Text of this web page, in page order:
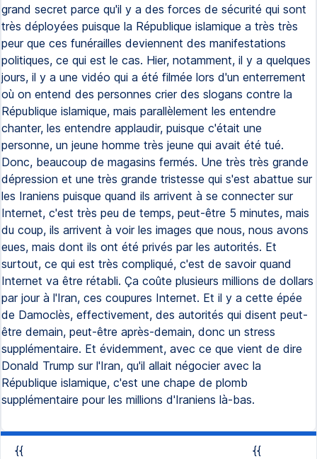
grand secret parce qu'il y a des forces de sécurité qui sont
très déployées puisque la République islamique a très très
peur que ces funérailles deviennent des manifestations
politiques, ce qui est le cas. Hier, notamment, il y a quelques
jours, il y a une vidéo qui a été filmée lors d'un enterrement
où on entend des personnes crier des slogans contre la
République islamique, mais parallèlement les entendre
chanter, les entendre applaudir, puisque c'était une
personne, un jeune homme très jeune qui avait été tué.
Donc, beaucoup de magasins fermés. Une très très grande
dépression et une très grande tristesse qui s'est abattue sur
les Iraniens puisque quand ils arrivent à se connecter sur
Internet, c'est très peu de temps, peut-être 5 minutes, mais
du coup, ils arrivent à voir les images que nous, nous avons
eues, mais dont ils ont été privés par les autorités. Et
surtout, ce qui est très compliqué, c'est de savoir quand
Internet va être rétabli. Ça coûte plusieurs millions de dollars
par jour à l'Iran, ces coupures Internet. Et il y a cette épée
de Damoclès, effectivement, des autorités qui disent peut-
être demain, peut-être après-demain, donc un stress
supplémentaire. Et évidemment, avec ce que vient de dire
Donald Trump sur l'Iran, qu'il allait négocier avec la
République islamique, c'est une chape de plomb
supplémentaire pour les millions d'Iraniens là-bas.
{{
{{